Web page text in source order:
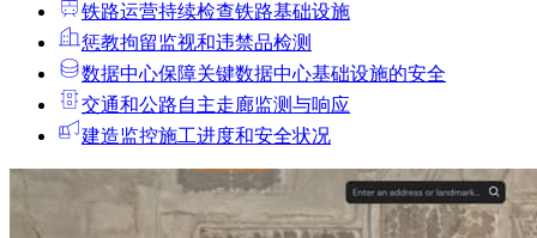
铁路运营持续检查铁路基础设施
惩教拘留监视和违禁品检测
数据中心保障关键数据中心基础设施的安全
交通和公路自主走廊监测与响应
建造监控施工进度和安全状况